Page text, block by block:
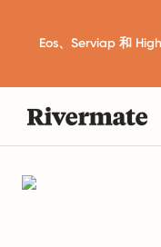
Eos、Serviap 和